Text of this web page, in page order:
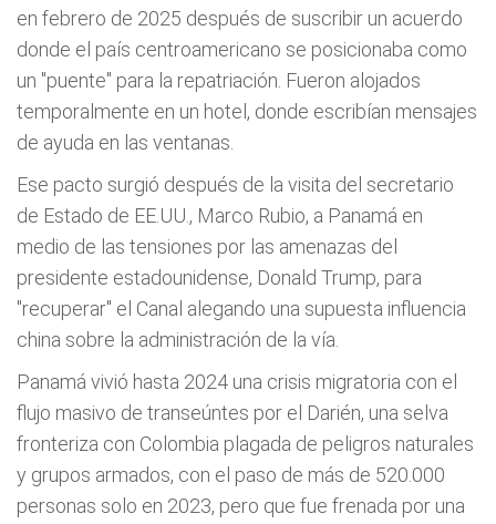
en febrero de 2025 después de suscribir un acuerdo
donde el país centroamericano se posicionaba como
un "puente" para la repatriación. Fueron alojados
temporalmente en un hotel, donde escribían mensajes
de ayuda en las ventanas.
Ese pacto surgió después de la visita del secretario
de Estado de EE.UU., Marco Rubio, a Panamá en
medio de las tensiones por las amenazas del
presidente estadounidense, Donald Trump, para
"recuperar" el Canal alegando una supuesta influencia
china sobre la administración de la vía.
Panamá vivió hasta 2024 una crisis migratoria con el
flujo masivo de transeúntes por el Darién, una selva
fronteriza con Colombia plagada de peligros naturales
y grupos armados, con el paso de más de 520.000
personas solo en 2023, pero que fue frenada por una